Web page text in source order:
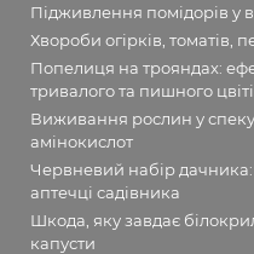
Підживлення помідорів у
Хвороби огірків, томатів,
Попелиця на трояндах:
тривалого та пишного
Виживання рослин у
амінокислот
Червневий набір
аптечці садівника
Шкода, яку завдає
капусти